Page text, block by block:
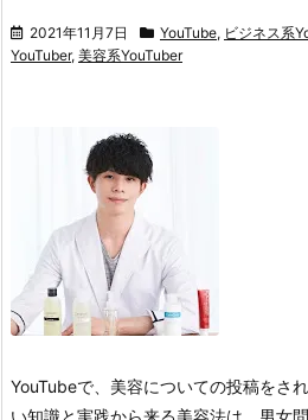
2021年11月7日 YouTube, ビジネス系
YouTuber, 美容系YouTuber
YouTubeで、美容についての投稿をさ
い知識と実践から来る美容法は、男女